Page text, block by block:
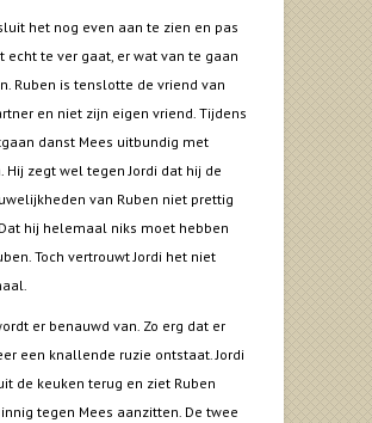
het nog even aan te zien en pas
echt te ver gaat, er wat van te gaan
Ruben is tenslotte de vriend van
en niet zijn eigen vriend. Tijdens
danst Mees uitbundig met
Hij zegt wel tegen Jordi dat hij de
van Ruben niet prettig
hij helemaal niks moet hebben
Toch vertrouwt Jordi het niet
er benauwd van. Zo erg dat er
een knallende ruzie ontstaat. Jordi
de keuken terug en ziet Ruben
tegen Mees aanzitten. De twee